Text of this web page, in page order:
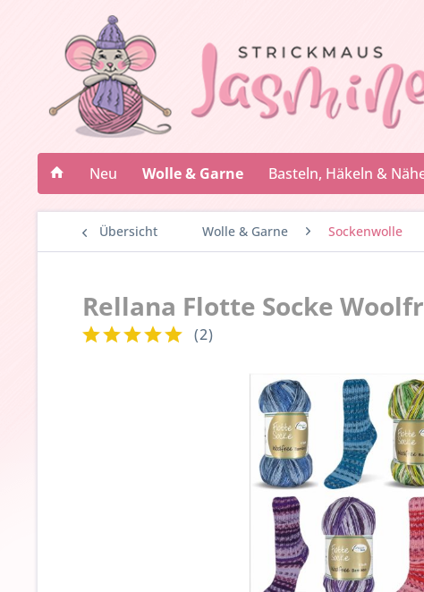
Neu Wolle & Garne Basteln, Häkeln &
Übersicht Wolle & Garne Sockenwolle
Rellana Flotte Socke
(2)